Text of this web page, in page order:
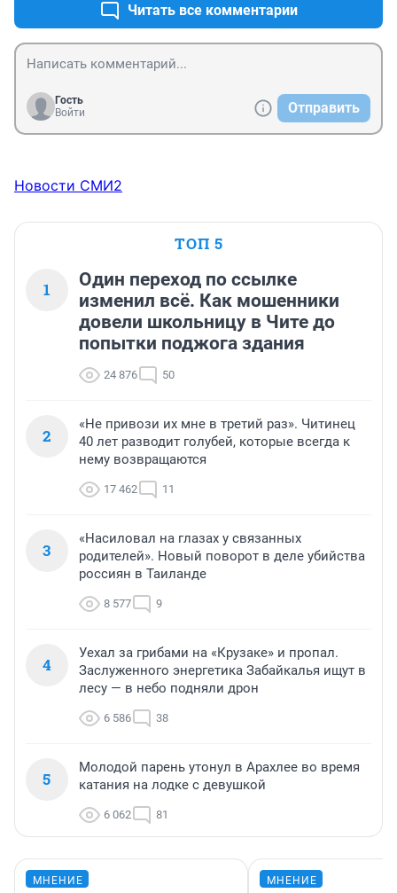
Читать все комментарии
Гость
Войти
Отправить
Новости СМИ2
ТОП 5
1
Один переход по ссылке
изменил всё. Как мошенники
довели школьницу в Чите до
попытки поджога здания
24 876 50
2
«Не привози их мне в третий раз». Читинец
40 лет разводит голубей, которые всегда к
нему возвращаются
17 462 11
3
«Насиловал на глазах у связанных
родителей». Новый поворот в деле убийства
россиян в Таиланде
8 577 9
4
Уехал за грибами на «Крузаке» и пропал.
Заслуженного энергетика Забайкалья ищут в
лесу — в небо подняли дрон
6 586 38
5
Молодой парень утонул в Арахлее во время
катания на лодке с девушкой
6 062 81
МНЕНИЕ МНЕНИЕ